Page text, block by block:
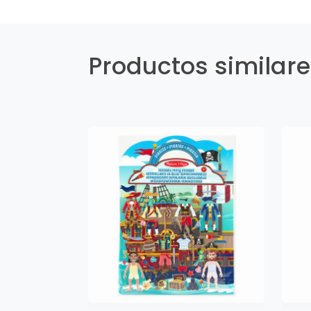
Productos